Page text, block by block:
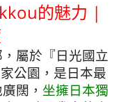
的魅力 |
屬於『日光國立
公園，是日本最
闊， 坐擁日本獨